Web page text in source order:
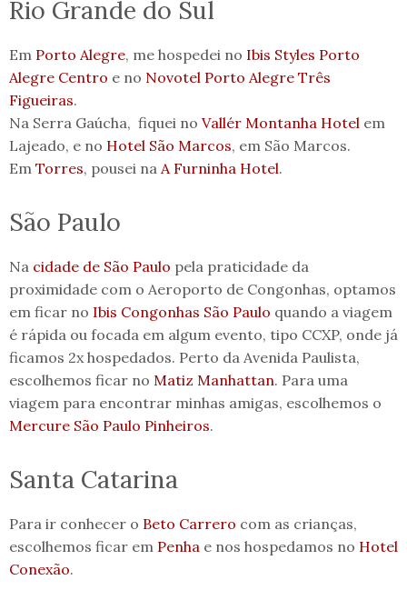
Rio Grande do Sul
Em Porto Alegre, me hospedei no Ibis Styles Porto
Alegre Centro e no Novotel Porto Alegre Três
Figueiras.
Na Serra Gaúcha, fiquei no Vallér Montanha Hotel em
Lajeado, e no Hotel São Marcos, em São Marcos.
Em Torres, pousei na A Furninha Hotel.
São Paulo
Na cidade de São Paulo pela praticidade da
proximidade com o Aeroporto de Congonhas, optamos
em ficar no Ibis Congonhas São Paulo quando a viagem
é rápida ou focada em algum evento, tipo CCXP, onde já
ficamos 2x hospedados. Perto da Avenida Paulista,
escolhemos ficar no Matiz Manhattan. Para uma
viagem para encontrar minhas amigas, escolhemos o
Mercure São Paulo Pinheiros.
Santa Catarina
Para ir conhecer o Beto Carrero com as crianças,
escolhemos ficar em Penha e nos hospedamos no Hotel
Conexão.